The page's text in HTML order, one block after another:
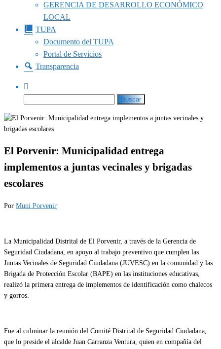
GERENCIA DE DESARROLLO ECONÓMICO
LOCAL
TUPA
Documento del TUPA
Portal de Servicios
Transparencia
El Porvenir: Municipalidad entrega
implementos a juntas vecinales y brigadas
escolares
Por Muni Porvenir
La Municipalidad Distrital de El Porvenir, a través de la Gerencia de
Seguridad Ciudadana, en apoyo al trabajo preventivo que cumplen las
Juntas Vecinales de Seguridad Ciudadana (JUVESC) en la comunidad y las
Brigada de Protección Escolar (BAPE) en las instituciones educativas,
realizó la primera entrega de implementos de identificación como chalecos
y gorros.
Fue al culminar la reunión del Comité Distrital de Seguridad Ciudadana,
que lo preside el alcalde Juan Carranza Ventura, quien en compañía del